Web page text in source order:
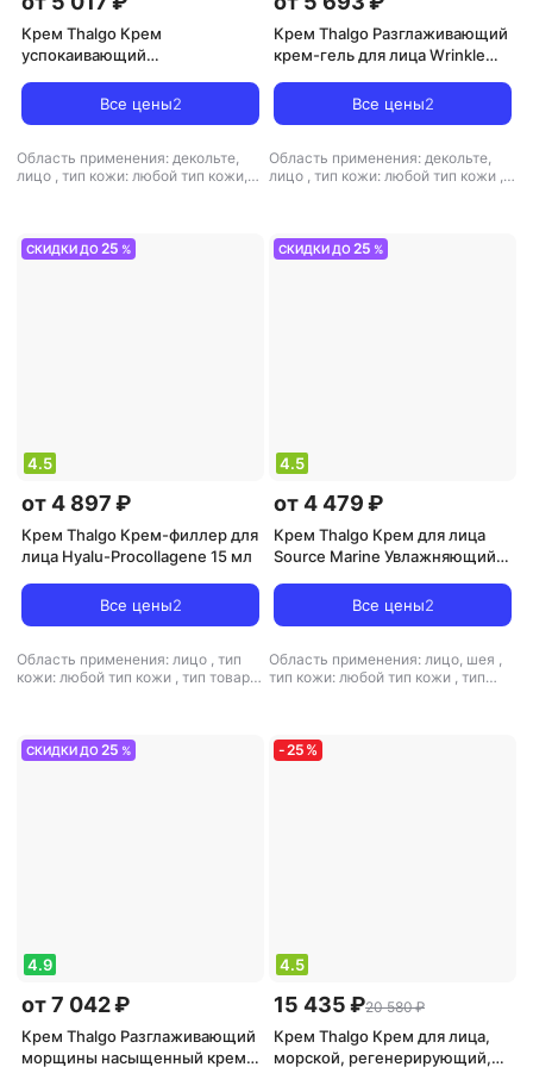
Крем Thalgo Крем
успокаивающий
Все цены2
Область применения: декольте,
лицо , тип кожи: любой тип кожи,
Крем Thalgo Разглаживающий
крем-гель для лица Wrinkle
Все цены2
Область применения: декольте,
лицо , тип кожи: любой тип кожи ,
СКИДКИ ДО25 %
4.5
от 4 897 ₽
Крем Thalgo Крем-филлер для
лица Hyalu-Procollagene 15 мл
Все цены2
Область применения: лицо , тип
кожи: любой тип кожи , тип товара:
СКИДКИ ДО25 %
4.5
от 4 479 ₽
Крем Thalgo Крем для лица
Source Marine Увлажняющий
Все цены2
Область применения: лицо, шея ,
тип кожи: любой тип кожи , тип
СКИДКИ ДО25 %
4.9
от 7 042 ₽
Крем Thalgo Разглаживающий
морщины насыщенный крем
-25 %
4.5
15 435 ₽20 580 ₽
Крем Thalgo Крем для лица,
морской, регенерирующий,